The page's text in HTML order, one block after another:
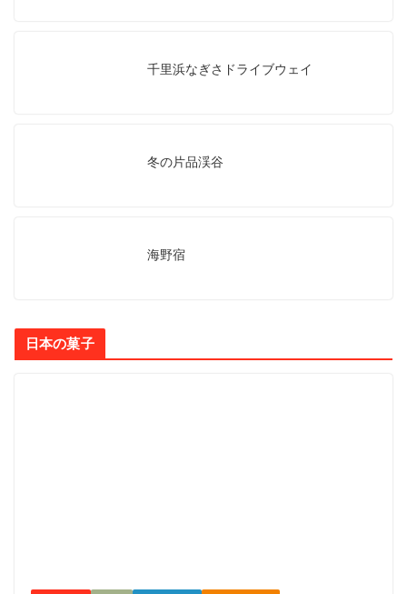
千里浜なぎさドライブウェイ
冬の片品渓谷
海野宿
日本の菓子